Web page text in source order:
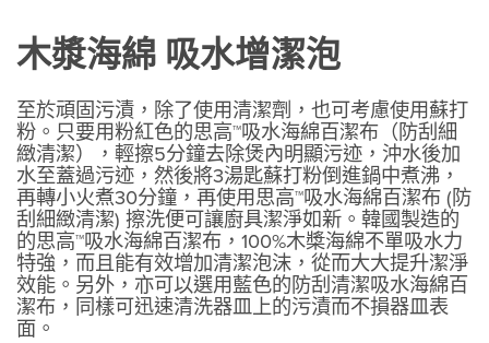
木漿海綿 吸水增潔泡
至於頑固污漬，除了使用清潔劑，也可考慮使用蘇打
粉。只要用粉紅色的思高™吸水海綿百潔布（防刮細
緻清潔），輕擦5分鐘去除煲內明顯污迹，沖水後加
水至蓋過污迹，然後將3湯匙蘇打粉倒進鍋中煮沸，
再轉小火煮30分鐘，再使用思高™吸水海綿百潔布 (防
刮細緻清潔) 擦洗便可讓廚具潔淨如新。韓國製造的
的思高™吸水海綿百潔布，100%木槳海綿不單吸水力
特強，而且能有效增加清潔泡沫，從而大大提升潔淨
效能。另外，亦可以選用藍色的防刮清潔吸水海綿百
潔布，同樣可迅速清洗器皿上的污漬而不損器皿表
面。